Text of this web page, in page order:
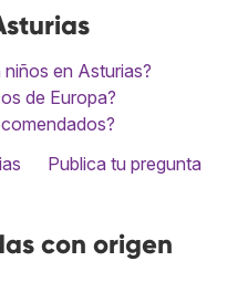
en Asturias?
de Europa?
Publica tu pregunta
con origen